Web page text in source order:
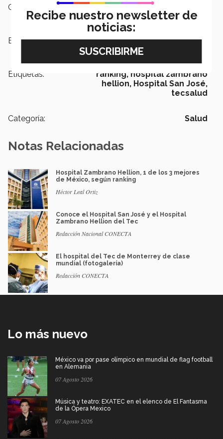
Campus:
Escuelas: Medicina y Ciencias de la Salud
Etiquetas: ranking, hospital zambrano
hellion, Hospital San José,
tecsalud
Categoría: Salud
Notas Relacionadas
Hospital Zambrano Hellion, 1 de los 3 mejores
de México, según ranking
Héctor Leal Ortiz
Conoce el Hospital San José y el Hospital
Zambrano Hellion del Tec
Redacción Nacional CONECTA
El hospital del Tec de Monterrey de clase
mundial (fotogalería)
Redacción CONECTA
Lo más nuevo
México va por pase olímpico en mundial de flag football
en Alemania
07 Agosto 2026
Música y teatro: EXATEC en el elenco de El Fantasma
de la Ópera Mexico
07 Agosto 2026
Recibe nuestro newsletter de
noticias: